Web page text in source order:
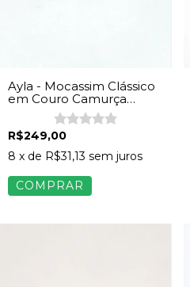
Ayla - Mocassim Clássico
em Couro Camurça
R$249,00
8 x de R$31,13 sem juros
COMPRAR